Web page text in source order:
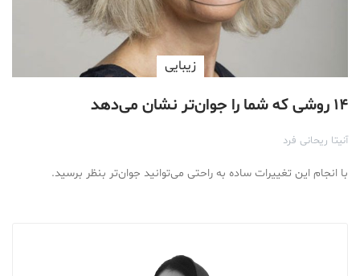
زیبایی
۱۴ روشی که شما را جوان‌تر نشان می‌دهد
آنیتا ریحانی فرد
با انجام این تغییرات ساده به راحتی می‌توانید جوان‌تر بنظر برسید.